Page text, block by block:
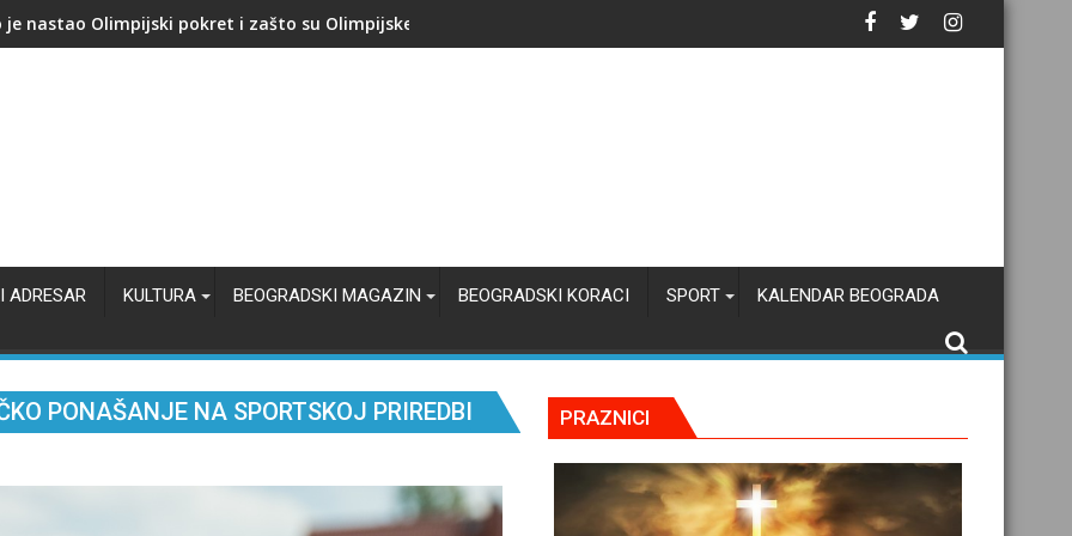
kupuje proizvođača AI čipova: Počinje nova bitka za jeftiniju veštačku inteligenciju
ADRESAR KULTURA BEOGRADSKI MAGAZIN BEOGRADSKI KORACI SPORT KALENDAR BEOGRADA
PONAŠANJE NA SPORTSKOJ PRIREDBI PRAZNICI